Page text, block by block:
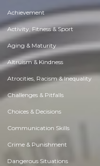
Achievement
Activity, Fitness & Sport
Aging & Maturity
Altruism & Kindness
Atrocities, Racism & Inequality
Challenges & Pitfalls
Choices & Decisions
Communication Skills
Crime & Punishment
Dangerous Situations